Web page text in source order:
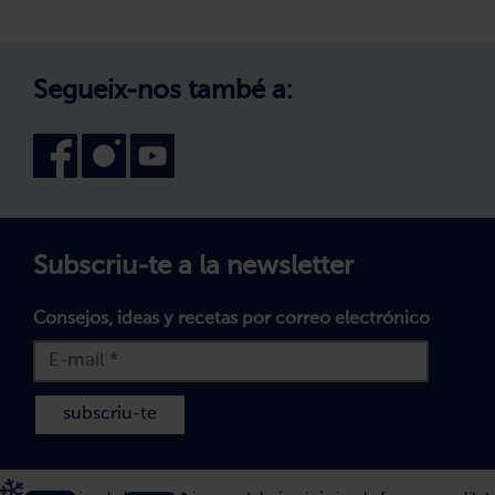
Declaració d'accessibilitat
Política de Galetes
Segueix-nos també a:
Subscriu-te a la newsletter
Consejos, ideas y recetas por correo electrónico
subscriu-te